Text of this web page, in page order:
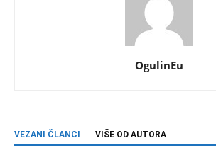
OgulinEu
VEZANI ČLANCI VIŠE OD AUTORA